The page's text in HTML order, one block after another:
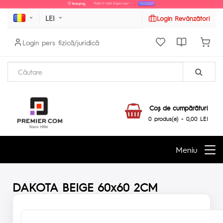
LEI Login Revânzători
Login pers fizică/juridică
Coş de cumpărături
0 produs(e) - 0,00 LEI
Meniu
DAKOTA BEIGE 60x60 2CM